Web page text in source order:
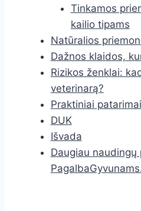
Tinkamos
kailio tipams
Natūralios
Dažnos klaidos,
Rizikos ženklai:
veterinarą?
Praktiniai
DUK
Išvada
Daugiau